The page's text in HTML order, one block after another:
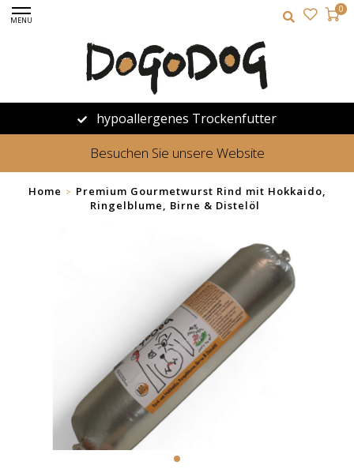
MENU
0
hypoallergenes Trockenfutter
Besuchen Sie unsere Website
Home > Premium Gourmetwurst Rind mit Hokkaido,
Ringelblume, Birne & Distelöl